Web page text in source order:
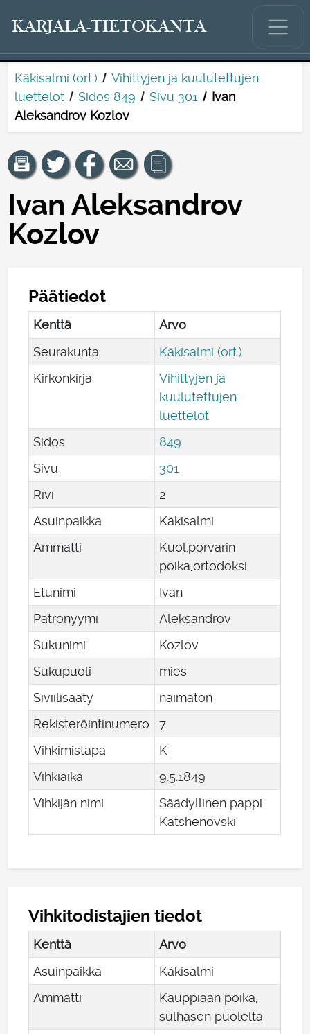
KARJALA-TIETOKANTA
Käkisalmi (ort.)
Vihittyjen ja kuulutettujen
luettelot
Sidos 849 Sivu 301
Ivan
Aleksandrov Kozlov
Ivan Aleksandrov
Kozlov
Päätiedot
Kenttä
Arvo
Seurakunta
Käkisalmi (ort.)
Kirkonkirja
Vihittyjen ja
kuulutettujen
luettelot
Sidos
849
Sivu
301
Rivi
2
Asuinpaikka
Käkisalmi
Ammatti
Kuol.porvarin
poika,ortodoksi
Etunimi
Ivan
Patronyymi
Aleksandrov
Sukunimi
Kozlov
Sukupuoli
mies
Siviilisääty
naimaton
Rekisteröintinumero
7
Vihkimistapa
K
Vihkiaika
9 5.1849
Vihkijän nimi
Säädyllinen pappi
Katshenovski
Vihkitodistajien tiedot
Kenttä
Arvo
Asuinpaikka
Käkisalmi
Ammatti
Kauppiaan poika,
sulhasen puolelta